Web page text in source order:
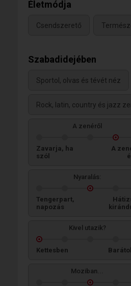
Életmódja
Csendszerető
Szabadidejében
Sportol, olvas és tévét néz
Rock, latin, country és jazz
A zenéről
Zavarja, ha
szól
A
Nyaralás:
Tengerpart,
napozás
Kivel utazik?
Kettesben
Moziban...